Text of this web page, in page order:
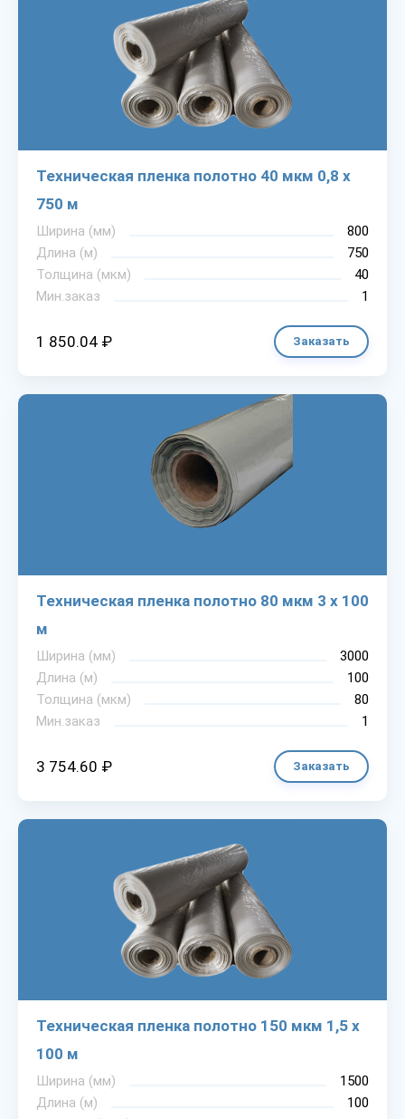
Техническая пленка полотно 40 мкм 0,8 х
750 м
Ширина (мм)
800
Длина (м)
750
Толщина (мкм)
40
Мин.заказ
1
1 850.04 ₽ Заказать
Техническая пленка полотно 80 мкм 3 х 100
м
Ширина (мм)
3000
Длина (м)
100
Толщина (мкм)
80
Мин.заказ
1
3 754.60 ₽ Заказать
Техническая пленка полотно 150 мкм 1,5 х
100 м
Ширина (мм)
1500
Длина (м)
100